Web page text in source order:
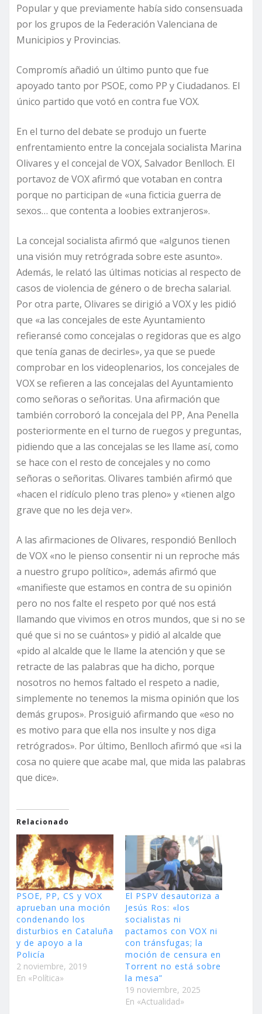
Popular y que previamente había sido consensuada
por los grupos de la Federación Valenciana de
Municipios y Provincias.
Compromís añadió un último punto que fue
apoyado tanto por PSOE, como PP y Ciudadanos. El
único partido que votó en contra fue VOX.
En el turno del debate se produjo un fuerte
enfrentamiento entre la concejala socialista Marina
Olivares y el concejal de VOX, Salvador Benlloch. El
portavoz de VOX afirmó que votaban en contra
porque no participan de «una ficticia guerra de
sexos… que contenta a loobies extranjeros».
La concejal socialista afirmó que «algunos tienen
una visión muy retrógrada sobre este asunto».
Además, le relató las últimas noticias al respecto de
casos de violencia de género o de brecha salarial.
Por otra parte, Olivares se dirigió a VOX y les pidió
que «a las concejales de este Ayuntamiento
refieransé como concejalas o regidoras que es algo
que tenía ganas de decirles», ya que se puede
comprobar en los videoplenarios, los concejales de
VOX se refieren a las concejalas del Ayuntamiento
como señoras o señoritas. Una afirmación que
también corroboró la concejala del PP, Ana Penella
posteriormente en el turno de ruegos y preguntas,
pidiendo que a las concejalas se les llame así, como
se hace con el resto de concejales y no como
señoras o señoritas. Olivares también afirmó que
«hacen el ridículo pleno tras pleno» y «tienen algo
grave que no les deja ver».
A las afirmaciones de Olivares, respondió Benlloch
de VOX «no le pienso consentir ni un reproche más
a nuestro grupo político», además afirmó que
«manifieste que estamos en contra de su opinión
pero no nos falte el respeto por qué nos está
llamando que vivimos en otros mundos, que si no se
qué que si no se cuántos» y pidió al alcalde que
«pido al alcalde que le llame la atención y que se
retracte de las palabras que ha dicho, porque
nosotros no hemos faltado el respeto a nadie,
simplemente no tenemos la misma opinión que los
demás grupos». Prosiguió afirmando que «eso no
es motivo para que ella nos insulte y nos diga
retrógrados». Por último, Benlloch afirmó que «si la
cosa no quiere que acabe mal, que mida las palabras
que dice».
Relacionado
PSOE, PP, CS y VOX
aprueban una moción
condenando los
disturbios en Cataluña
y de apoyo a la
Policía
2 noviembre, 2019
En «Política»
El PSPV desautoriza a
Jesús Ros: «los
socialistas ni
pactamos con VOX ni
con tránsfugas; la
moción de censura en
Torrent no está sobre
la mesa”
19 noviembre, 2025
En «Actualidad»